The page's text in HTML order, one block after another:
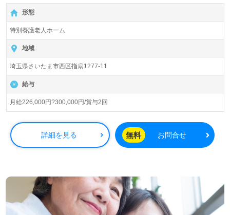
円の給与に加え、年2回の賞与も支給され、安定した生活
基盤を築くことが可能です。大宮駅から徒歩15分、または
車通勤も可能なため、通勤のストレスを軽減できます。
この施設では、116名の定員を抱え、全室個室の環境を整
えています。幅広い年代層の職員が活躍しており、経験や
資格を問わず新しい仲間を歓迎します。特に、看護助手や
介護職の経験がある方には、即戦力としての活躍が期待さ
おり、スムーズに業務に馴染むことができます。
また、職場環境においては、気配りや思いやりのある職員
同士の関係が築かれており、相談しやすい雰囲気が整って
います。公正な評価制度に基づく人事考課があり、自分の
ている方々にとっても魅力的な環境です。
転職を考えている方には、専門のコンサルタントが無料で
サポートします。求人情報の収集から年収交渉まで、安心
形態
特別養護老人ホーム
地域
埼玉県さいたま市西区指扇1277-11
給与
月給226,000円?300,000円/賞与2回
詳細を見る 無料 お問合せ